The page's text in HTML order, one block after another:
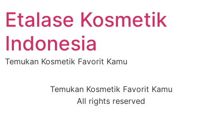
Etalase Kosmetik
Indonesia
Temukan Kosmetik Favorit Kamu
Temukan Kosmetik Favorit Kamu
All rights reserved